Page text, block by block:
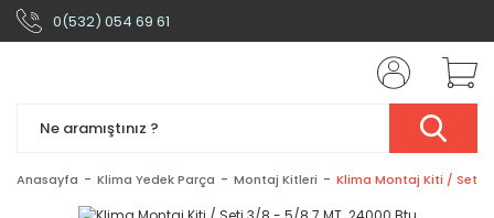
0(532) 054 69 61
Anasayfa Klima Yedek Parça Montaj Kitleri Klima Montaj Kiti / Seti